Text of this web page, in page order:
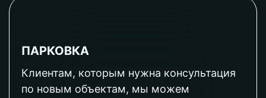
ПАРКОВКА
Клиентам, которым нужна консультация
по новым объектам, мы можем